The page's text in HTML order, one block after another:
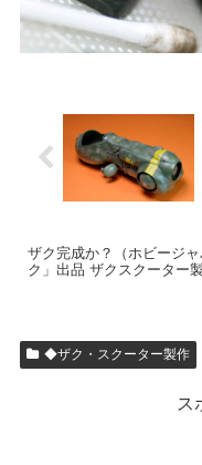
ザク完成か？（ホビージ
ク」出品 ザクスクーター製
◆ザク・スクーター製作
ス